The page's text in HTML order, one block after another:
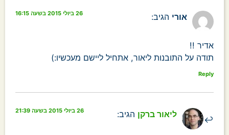
אורי הגיב: 26 ביולי 2015 בשעה 16:15
אדיר !!
תודה על התובנות ליאור, אתחיל ליישם מעכשיו:)
Reply
ליאור ברקן הגיב: 26 ביולי 2015 בשעה 21:39